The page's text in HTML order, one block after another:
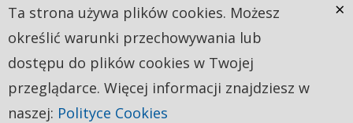
Ta strona używa plików cookies. Możesz
określić warunki przechowywania lub
dostępu do plików cookies w Twojej
przeglądarce. Więcej informacji znajdziesz w
naszej: Polityce Cookies
×